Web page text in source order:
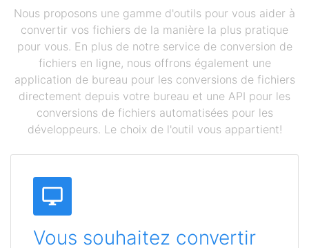
Nous proposons une gamme d'outils pour vous aider à
convertir vos fichiers de la manière la plus pratique
pour vous. En plus de notre service de conversion de
fichiers en ligne, nous offrons également une
application de bureau pour les conversions de fichiers
directement depuis votre bureau et une API pour les
conversions de fichiers automatisées pour les
développeurs. Le choix de l'outil vous appartient!
Vous souhaitez convertir